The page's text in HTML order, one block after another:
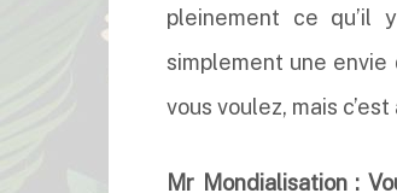
pleinement ce qu’il
simplement une
vous voulez, mais
Mr Mondialisation :